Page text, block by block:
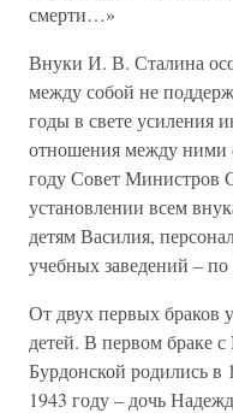
смерти…»
Внуки И. В. Сталина
между собой не
годы в свете усиления
отношения между ними
году Совет Министров
установлении всем
детям Василия,
учебных заведений –
От двух первых браков
детей. В первом браке
Бурдонской родились в
1943 году – дочь